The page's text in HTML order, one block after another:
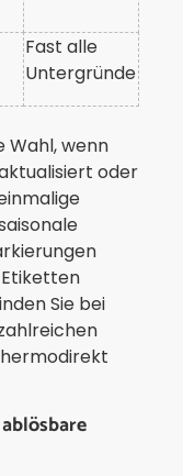
Fast alle
Untergründe
Wahl, wenn
oder
Sie bei